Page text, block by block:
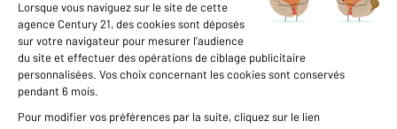
International
Nous contacter